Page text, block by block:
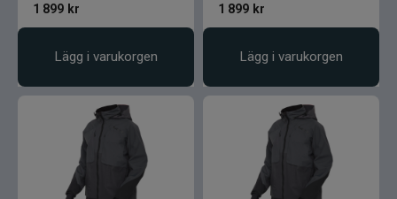
1 899 kr
Lägg i varukorgen
1 899 kr
Lägg i varukorgen